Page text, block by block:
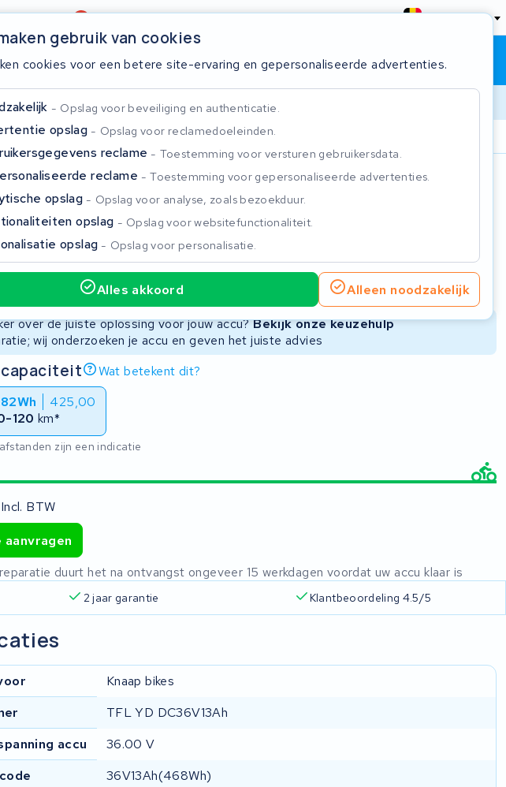
4,6/5 België
Winkelwagen Inloggen
2 jaar garantie
gebruik van cookies
cookies voor een betere site-ervaring en gepersonaliseerde advertenties.
Opslag voor beveiliging en authenticatie.
opslag Opslag voor reclamedoeleinden.
reclame Toestemming voor versturen gebruikersdata.
reclame Toestemming voor gepersonaliseerde advertenties.
opslag Opslag voor analyse, zoals bezoekduur.
opslag Opslag voor websitefunctionaliteit.
opslag Opslag voor personalisatie.
Alles akkoord Alleen noodzakelijk
Accu reparatie Nieuwe Accu Refurbished Accu
Niet beschikbaar
over de juiste oplossing voor jouw accu?Bekijk onze keuzehulp
wij onderzoeken je accu en geven het juiste advies
capaciteit
Wat betekent dit?
425,00
120 km*
zijn een indicatie
Incl. BTW
aanvragen
duurt het na ontvangst ongeveer 15 werkdagen voordat uw accu klaar is
2 jaar garantie Klantbeoordeling 4.5/5
Knaap bikes
TFL YD DC36V13Ah
accu
36.00 V
36V13Ah(468Wh)
Sluiten
om te zoeken